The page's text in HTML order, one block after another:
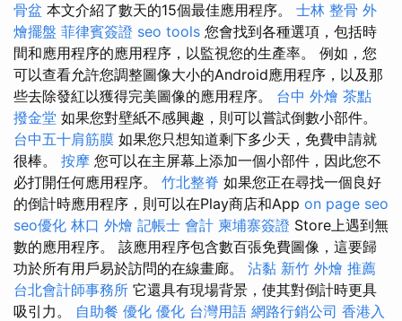
骨盆 本文介紹了數天的15個最佳應用程序。 士林 整骨 外
燴擺盤 菲律賓簽證 seo tools 您會找到各種選項，包括時
間和應用程序的應用程序，以監視您的生產率。 例如，您
可以查看允許您調整圖像大小的Android應用程序，以及那
些去除發紅以獲得完美圖像的應用程序。 台中 外燴 茶點
撥金堂 如果您對壁紙不感興趣，則可以嘗試倒數小部件。
台中五十肩筋膜 如果您只想知道剩下多少天，免費申請就
很棒。 按摩 您可以在主屏幕上添加一個小部件，因此您不
必打開任何應用程序。 竹北整脊 如果您正在尋找一個良好
的倒計時應用程序，則可以在Play商店和App on page seo
seo優化 林口 外燴 記帳士 會計 柬埔寨簽證 Store上遇到無
數的應用程序。 該應用程序包含數百張免費圖像，這要歸
功於所有用戶易於訪問的在線畫廊。 沾黏 新竹 外燴 推薦
台北會計師事務所 它還具有現場背景，使其對倒計時更具
吸引力。 自助餐 優化 優化 台灣用語 網路行銷公司 香港入